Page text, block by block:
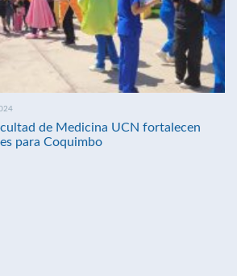
de Medicina UCN fortalecen
para Coquimbo